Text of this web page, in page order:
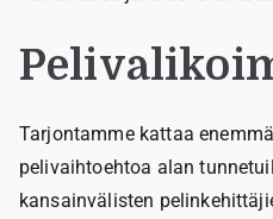
Tarjontamme kattaa
pelivaihtoehtoa alan
kansainvälisten